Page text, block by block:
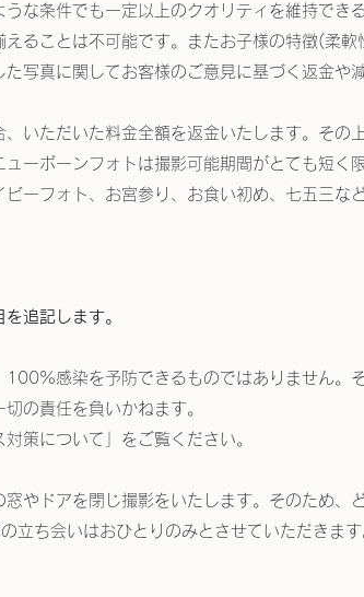
な条件でも一定以上のクオリティを維持でき
ることは不可能です。またお子様の特徴(柔
写真に関してお客様のご意見に基づく返金や
いただいた料金全額を返金いたします。その
ーボーンフォトは撮影可能期間がとても短く
ーフォト、お宮参り、お食い初め、七五三な
追記します。
感染を予防できるものではありません。
の責任を負いかねます。
策について」をご覧ください。
やドアを閉じ撮影をいたします。そのため、
立ち会いはおひとりのみとさせていただきま